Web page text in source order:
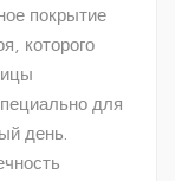
покрытие
которого
для
день.